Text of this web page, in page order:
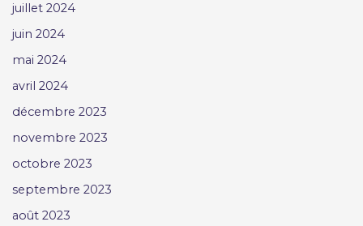
juillet 2024
juin 2024
mai 2024
avril 2024
décembre 2023
novembre 2023
octobre 2023
septembre 2023
août 2023